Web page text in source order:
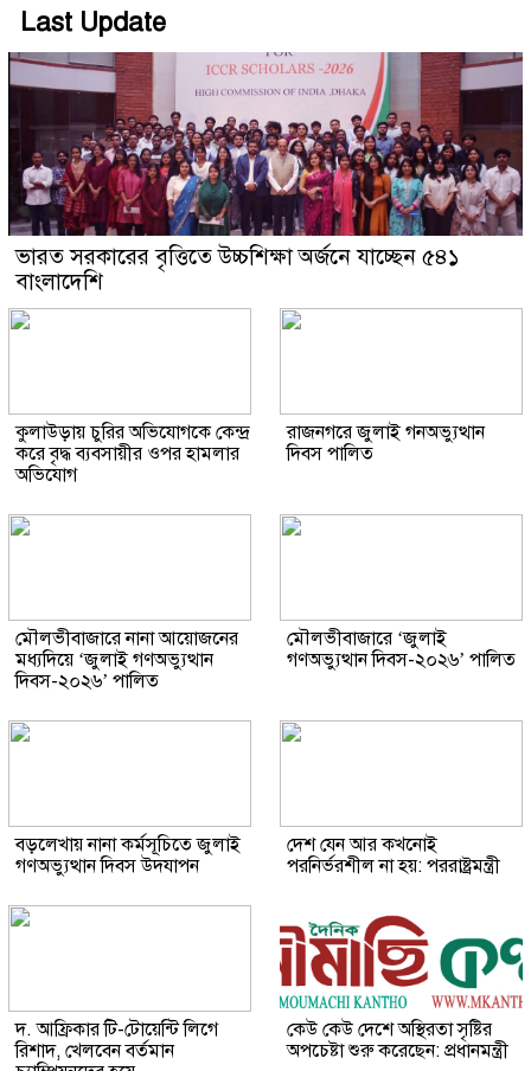
Last Update
ভারত সরকারের বৃত্তিতে উচ্চশিক্ষা অর্জনে যাচ্ছেন ৫৪১
বাংলাদেশি
কুলাউড়ায় চুরির অভিযোগকে কেন্দ্র
করে বৃদ্ধ ব্যবসায়ীর ওপর হামলার
অভিযোগ
রাজনগরে জুলাই গনঅভ্যুত্থান
দিবস পালিত
মৌলভীবাজারে নানা আয়োজনের
মধ্যদিয়ে ‘জুলাই গণঅভ্যুত্থান
দিবস-২০২৬’ পালিত
মৌলভীবাজারে ‘জুলাই
গণঅভ্যুত্থান দিবস-২০২৬’ পালিত
বড়লেখায় নানা কর্মসূচিতে জুলাই
গণঅভ্যুত্থান দিবস উদযাপন
দেশ যেন আর কখনোই
পরনির্ভরশীল না হয়: পররাষ্ট্রমন্ত্রী
দ. আফ্রিকার টি-টোয়েন্টি লিগে
রিশাদ, খেলবেন বর্তমান
কেউ কেউ দেশে অস্থিরতা সৃষ্টির
অপচেষ্টা শুরু করেছেন: প্রধানমন্ত্রী